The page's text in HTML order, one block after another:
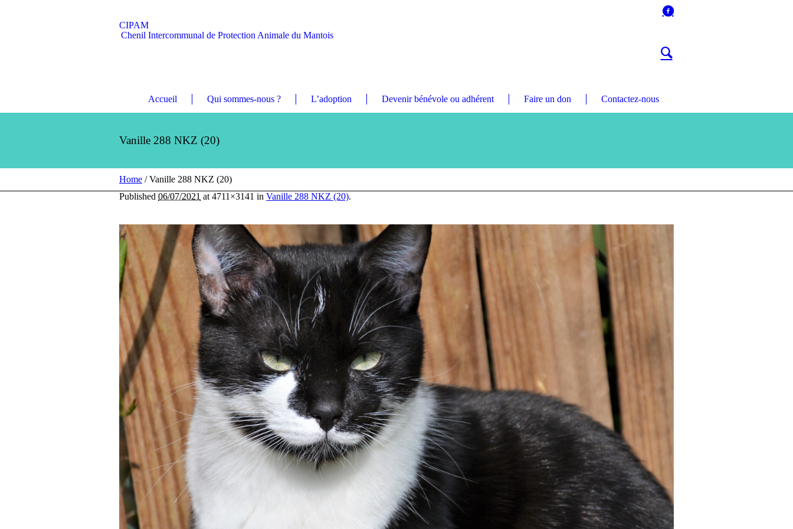
CIPAM
Chenil Intercommunal de Protection Animale du Mantois
Accueil Qui sommes-nous ? L’adoption Devenir bénévole ou adhérent Faire un don Contactez-nous
Vanille 288 NKZ (20)
Home /Vanille 288 NKZ (20)
Published 06/07/2021 at 4711×3141 in Vanille 288 NKZ (20).